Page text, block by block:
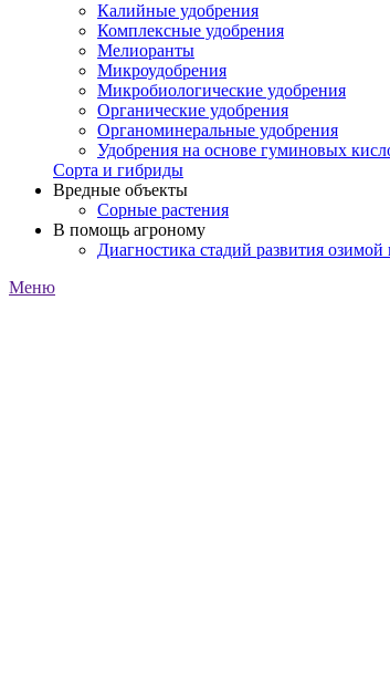
Калийные удобрения
Комплексные удобрения
Мелиоранты
Микроудобрения
Микробиологические удобрения
Органические удобрения
Органоминеральные удобрения
Удобрения на основе гуминовых
Сорта и гибриды
Вредные объекты
Сорные растения
В помощь агроному
Диагностика стадий развития
Меню